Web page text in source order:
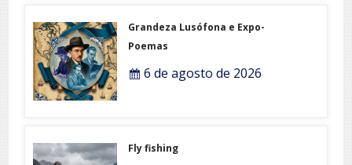
Grandeza Lusófona e Expo-
Poemas
6 de agosto de 2026
Fly fishing